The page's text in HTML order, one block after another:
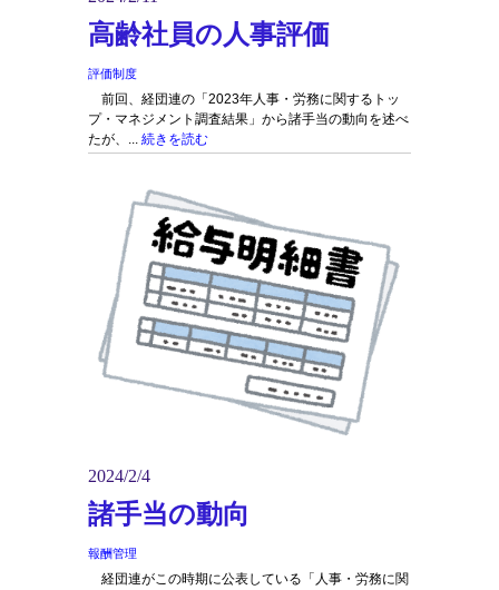
高齢社員の人事評価
評価制度
前回、経団連の「2023年人事・労務に関するトッ
プ・マネジメント調査結果」から諸手当の動向を述べ
たが、... 続きを読む
2024/2/4
諸手当の動向
報酬管理
経団連がこの時期に公表している「人事・労務に関